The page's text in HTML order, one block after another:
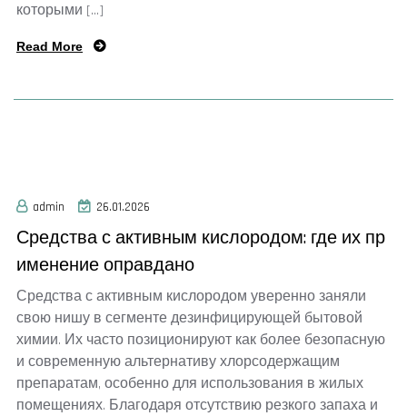
которыми […]
Read More
admin 26.01.2026
Средства с активным кислородом: где их пр
именение оправдано
Средства с активным кислородом уверенно заняли
свою нишу в сегменте дезинфицирующей бытовой
химии. Их часто позиционируют как более безопасную
и современную альтернативу хлорсодержащим
препаратам, особенно для использования в жилых
помещениях. Благодаря отсутствию резкого запаха и